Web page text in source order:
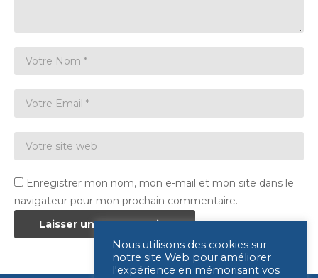
Enregistrer mon nom, mon e-mail et mon site dans le
navigateur pour mon prochain commentaire.
Nous utilisons des cookies sur
notre site Web pour améliorer
l'expérience en mémorisant vos